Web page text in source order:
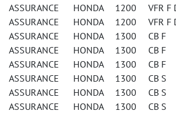
ASSURANCE HONDA 1200 VFR F
ASSURANCE HONDA 1200 VFR F
ASSURANCE HONDA 1300 CB F
ASSURANCE HONDA 1300 CB F
ASSURANCE HONDA 1300 CB F
ASSURANCE HONDA 1300 CB S
ASSURANCE HONDA 1300 CB S
ASSURANCE HONDA 1300 CB S